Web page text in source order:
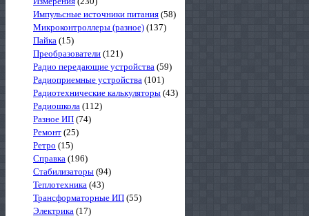
Импульсные источники питания (58)
Микроконтроллеры (разное) (137)
Пайка (15)
Преобразователи (121)
Радио передающие устройства (59)
Радиоприемные устройства (101)
Радиотехнические калькуляторы (43)
Радиошкола (112)
Разное ИП (74)
Ремонт (25)
Ретро (15)
Справка (196)
Стабилизаторы (94)
Теплотехника (43)
Трансформаторные ИП (55)
Электрика (17)